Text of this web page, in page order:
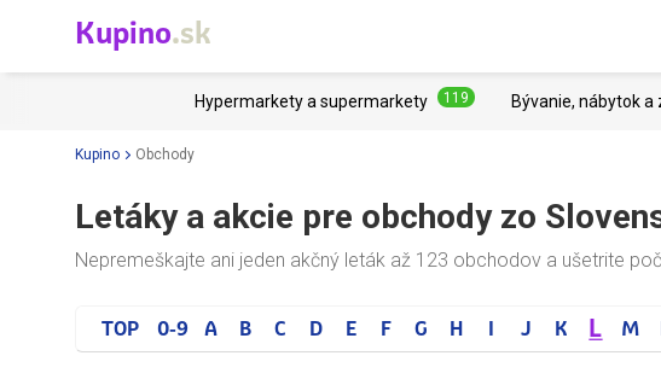
Kupino.sk
Hypermarkety a supermarkety 119 Bývanie, nábytok a
Kupino Obchody
Letáky a akcie pre obchody zo
Nepremeškajte ani jeden akčný leták až 123 obchodov a ušetrite
TOP 0-9 A B C D E F G H I J K L M